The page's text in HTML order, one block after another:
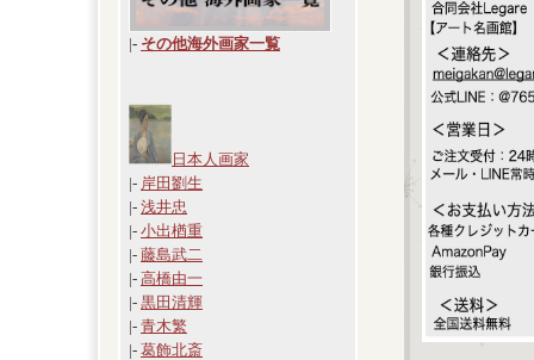
|- その他海外画家一覧
日本人画家
|- 岸田劉生
|- 浅井忠
|- 小出楢重
|- 藤島武二
|- 高橋由一
|- 黒田清輝
|- 青木繁
|- 葛飾北斎